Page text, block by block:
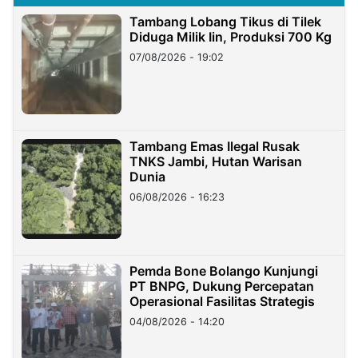
Tambang Lobang Tikus di Tilek
Diduga Milik Iin, Produksi 700 Kg
07/08/2026 - 19:02
Tambang Emas Ilegal Rusak
TNKS Jambi, Hutan Warisan
Dunia
06/08/2026 - 16:23
Pemda Bone Bolango Kunjungi
PT BNPG, Dukung Percepatan
Operasional Fasilitas Strategis
04/08/2026 - 14:20